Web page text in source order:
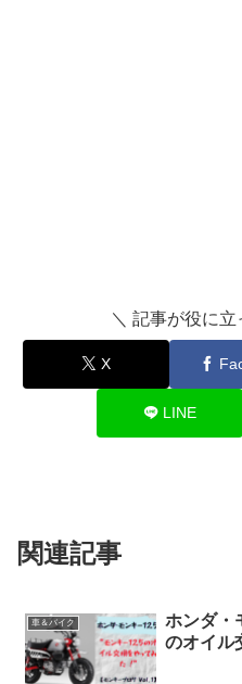
＼ 記事が役に
X
LINE
関連記事
車＆バイク
ホンダ・
のオイル